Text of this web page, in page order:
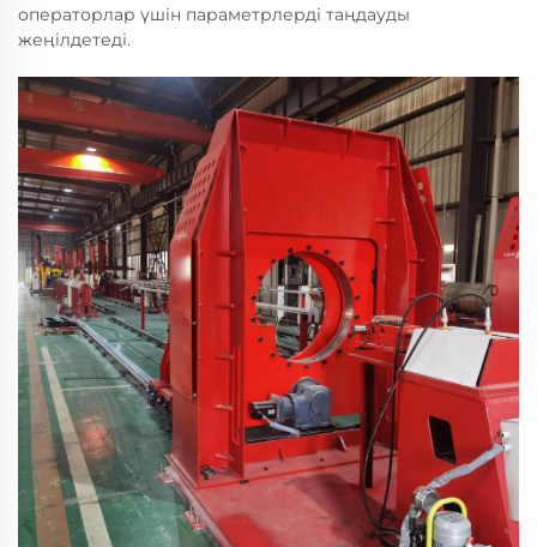
операторлар үшін параметрлерді таңдауды
жеңілдетеді.